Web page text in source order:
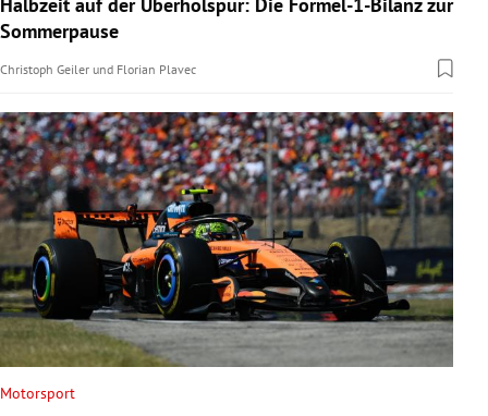
Sommerpause
Christoph Geiler und Florian Plavec
Motorsport